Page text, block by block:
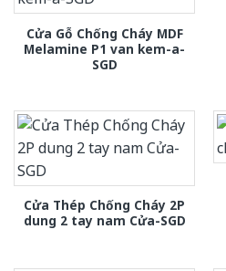
Cửa Gỗ Chống Cháy MDF
Melamine P1 van kem-a-
SGD
Cửa Thép Chống Cháy 2P
dung 2 tay nam Cửa-SGD